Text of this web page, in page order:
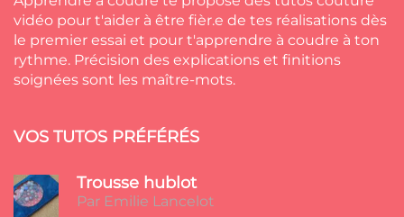
vidéo pour t'aider à être fièr.e de tes réalisations dès
le premier essai et pour t'apprendre à coudre à ton
rythme. Précision des explications et finitions
soignées sont les maître-mots.
VOS TUTOS PRÉFÉRÉS
Trousse hublot
Par Emilie Lancelot